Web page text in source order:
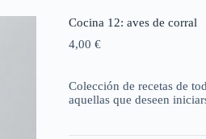
Cocina 12: aves de corral
4,00 €
Colección de recetas de
aquellas que deseen